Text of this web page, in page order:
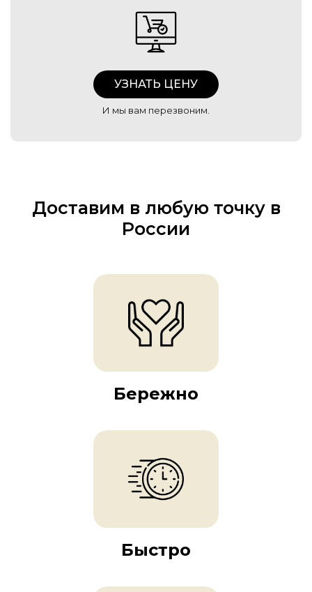
УЗНАТЬ ЦЕНУ
И мы вам перезвоним.
Доставим в любую точку в
России
Бережно
Быстро